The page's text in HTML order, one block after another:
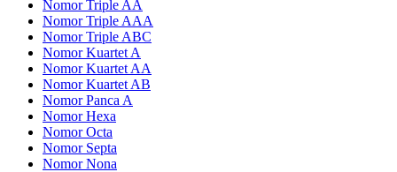
Nomor Triple AA
Nomor Triple AAA
Nomor Triple ABC
Nomor Kuartet A
Nomor Kuartet AA
Nomor Kuartet AB
Nomor Panca A
Nomor Hexa
Nomor Octa
Nomor Septa
Nomor Nona